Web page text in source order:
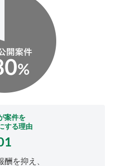
案件を
する理由
酬を抑え、